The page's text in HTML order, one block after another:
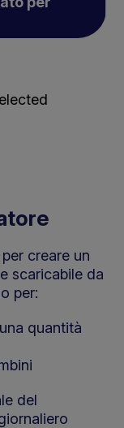
creare un
scaricabile da
per:
quantità
del